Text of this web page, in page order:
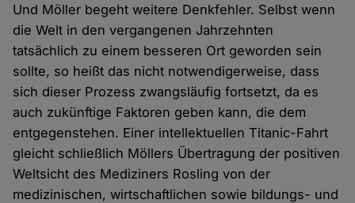
Und Möller begeht weitere Denkfehler. Selbst wenn
die Welt in den vergangenen Jahrzehnten
tatsächlich zu einem besseren Ort geworden sein
sollte, so heißt das nicht notwendigerweise, dass
sich dieser Prozess zwangsläufig fortsetzt, da es
auch zukünftige Faktoren geben kann, die dem
entgegenstehen. Einer intellektuellen Titanic-Fahrt
gleicht schließlich Möllers Übertragung der positiven
Weltsicht des Mediziners Rosling von der
medizinischen, wirtschaftlichen sowie bildungs- und